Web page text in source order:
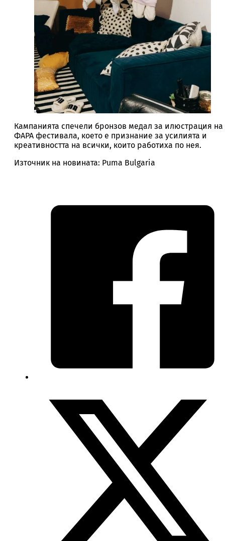
Кампанията спечели бронзов медал за илюстрация на
ФАРА фестивала, което е признание за усилията и
креативността на всички, които работиха по нея.
Източник на новината: Puma Bulgaria